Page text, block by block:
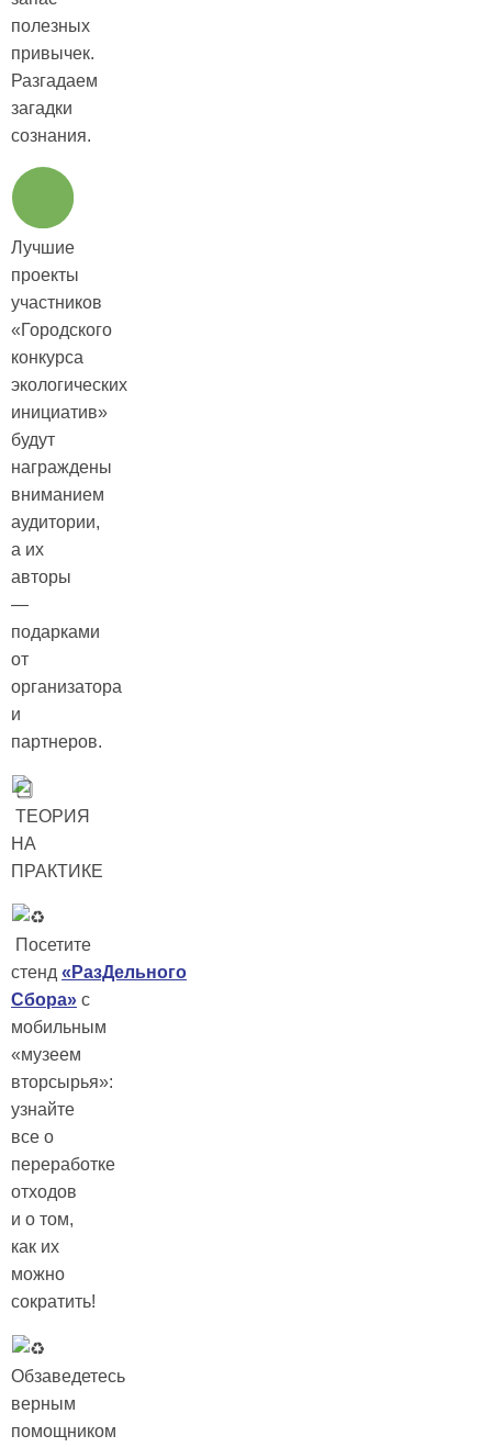
полезных
привычек.
Разгадаем
загадки
сознания.
Лучшие
проекты
участников
«Городского
конкурса
экологических
инициатив»
будут
награждены
вниманием
аудитории,
а их
авторы
—
подарками
от
организатора
и
партнеров.
ТЕОРИЯ
НА
ПРАКТИКЕ
Посетите
стенд «РазДельного
Сбора» с
мобильным
«музеем
вторсырья»:
узнайте
все о
переработке
отходов
и о том,
как их
можно
сократить!
Обзаведетесь
верным
помощником